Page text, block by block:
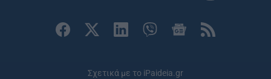
Σχετικά με το iPaideia.gr